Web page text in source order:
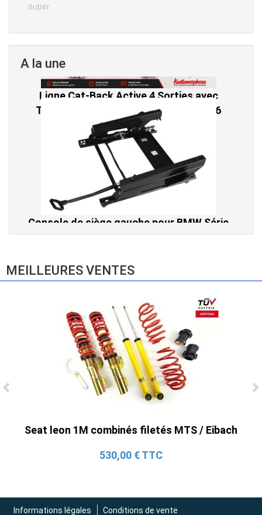
super
A la une
Ligne Cat-Back Active 4 Sorties avec
(2015-2023)
2 690,00 € TTC
Console de siège gauche pour BMW Série
3 E46 (hors Cabriolet et CSL) et BMW X3
E83 (2004-2010)
MEILLEURES VENTES
Seat leon 1M combinés filetés MTS / Eibach
530,00 € TTC
Informations légales Conditions de vente